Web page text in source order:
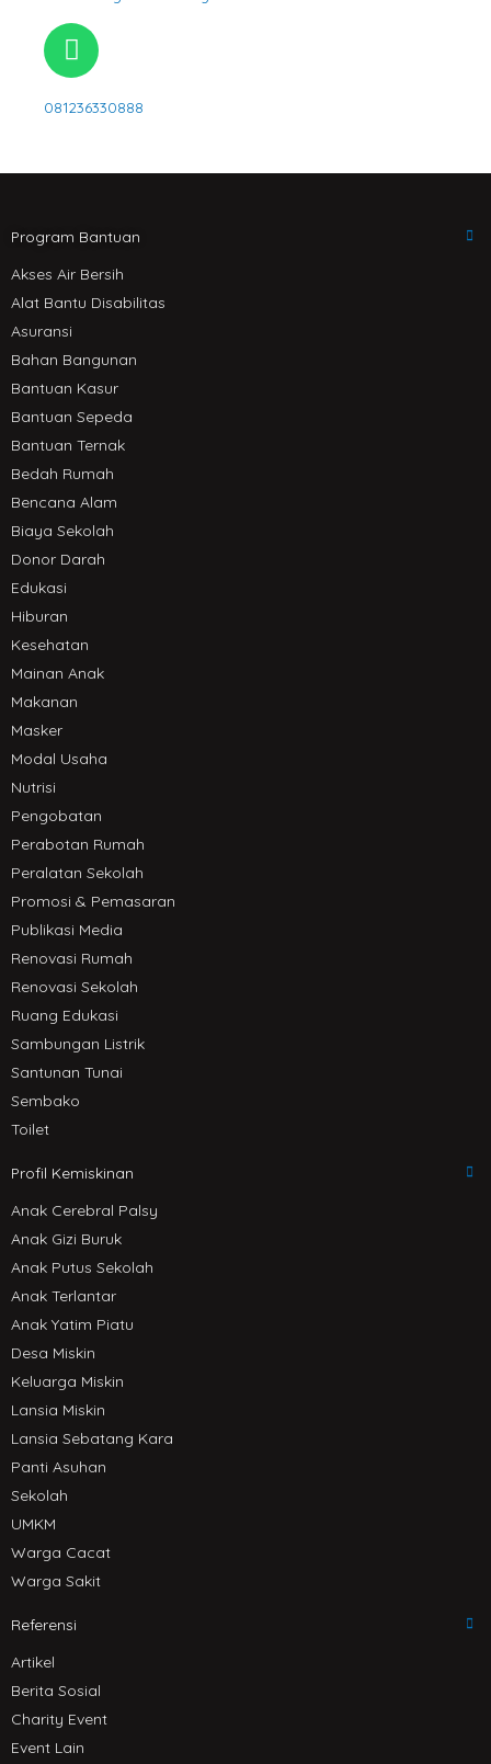
m
u
b
e
W
h
t
a
p
081236330888
Program Bantuan
Akses Air Bersih
Alat Bantu Disabilitas
Asuransi
Bahan Bangunan
Bantuan Kasur
Bantuan Sepeda
Bantuan Ternak
Bedah Rumah
Bencana Alam
Biaya Sekolah
Donor Darah
Edukasi
Hiburan
Kesehatan
Mainan Anak
Makanan
Masker
Modal Usaha
Nutrisi
Pengobatan
Perabotan Rumah
Peralatan Sekolah
Promosi & Pemasaran
Publikasi Media
Renovasi Rumah
Renovasi Sekolah
Ruang Edukasi
Sambungan Listrik
Santunan Tunai
Sembako
Toilet
Profil Kemiskinan
Anak Cerebral Palsy
Anak Gizi Buruk
Anak Putus Sekolah
Anak Terlantar
Anak Yatim Piatu
Desa Miskin
Keluarga Miskin
Lansia Miskin
Lansia Sebatang Kara
Panti Asuhan
Sekolah
UMKM
Warga Cacat
Warga Sakit
Referensi
Artikel
Berita Sosial
Charity Event
Event Lain